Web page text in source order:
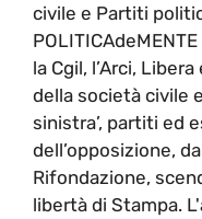
civile e Partiti
la Cgil, l’Arci,
della società civile
sinistra’, partiti ed
dell’opposizione,
Rifondazione,
libertà di Stampa.